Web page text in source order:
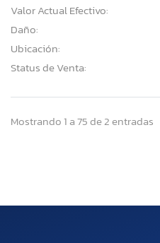
Valor Actual Efectivo:
Daño:
Ubicación:
Status de Venta:
Mostrando 1 a 75 de 2 entradas